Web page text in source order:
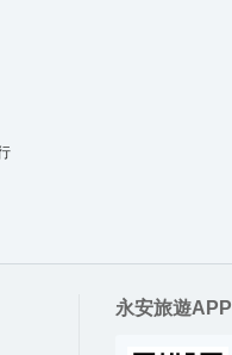
永安旅遊APP